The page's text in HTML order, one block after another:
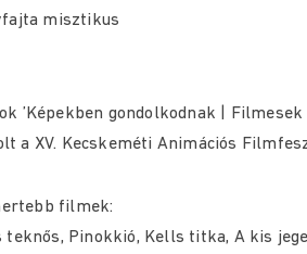
misztikus
’Képekben gondolkodnak | Filmesek
a XV. Kecskeméti Animációs
filmek:
teknős, Pinokkió, Kells titka, A kis